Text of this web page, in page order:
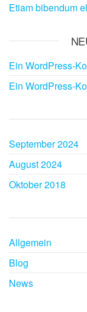
Etiam bibendum
Ein WordPress-
Ein WordPress-
September 2024
August 2024
Oktober 2018
Allgemein
Blog
News